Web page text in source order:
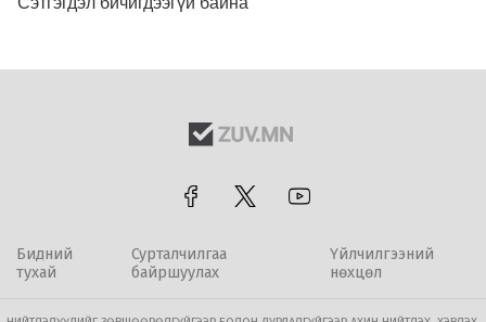
Бидний
тухай
Сурталчилгаа
байршуулах
Үйлчилгээний
нөхцөл